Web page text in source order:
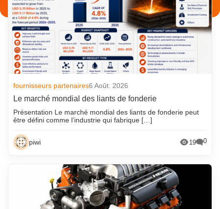
fournisseurs partenaires6 Août. 2026
Le marché mondial des liants de fonderie
Présentation Le marché mondial des liants de fonderie peut
être défini comme l’industrie qui fabrique […]
piwi 19 0